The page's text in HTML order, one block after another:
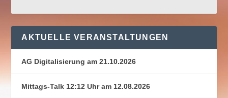
AKTUELLE VERANSTALTUNGEN
AG Digitalisierung am 21.10.2026
Mittags-Talk 12:12 Uhr am 12.08.2026